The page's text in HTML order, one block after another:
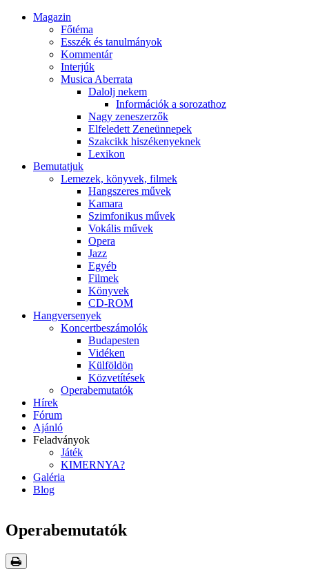
Magazin
Főtéma
Esszék és tanulmányok
Kommentár
Interjúk
Musica Aberrata
Dalolj nekem
Információk a sorozathoz
Nagy zeneszerzők
Elfeledett Zeneünnepek
Szakcikk hiszékenyeknek
Lexikon
Bemutatjuk
Lemezek, könyvek, filmek
Hangszeres művek
Kamara
Szimfonikus művek
Vokális művek
Opera
Jazz
Egyéb
Filmek
Könyvek
CD-ROM
Hangversenyek
Koncertbeszámolók
Budapesten
Vidéken
Külföldön
Közvetítések
Operabemutatók
Hírek
Fórum
Ajánló
Feladványok
Játék
KIMERNYA?
Galéria
Blog
Operabemutatók